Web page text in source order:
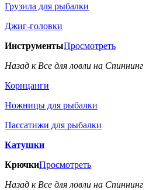
Грузила для рыбалки
Джиг-головки
ИнструментыПросмотреть
Назад к Все для ловли на Спиннинг
Корнцанги
Ножницы для рыбалки
Пассатижи для рыбалки
Катушки
КрючкиПросмотреть
Назад к Все для ловли на Спиннинг